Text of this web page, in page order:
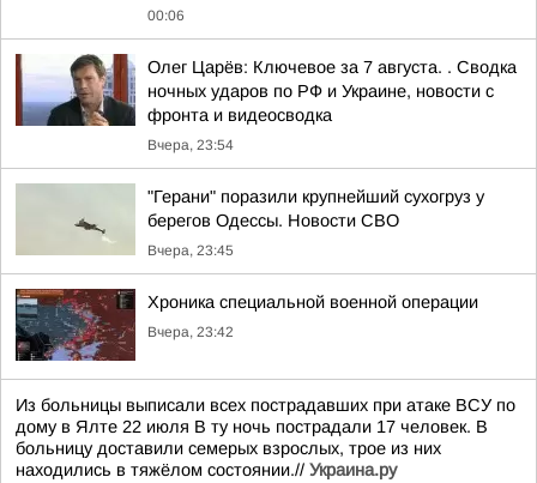
00:06
Олег Царёв: Ключевое за 7 августа. . Сводка
ночных ударов по РФ и Украине, новости с
фронта и видеосводка
Вчера, 23:54
"Герани" поразили крупнейший сухогруз у
берегов Одессы. Новости СВО
Вчера, 23:45
Хроника специальной военной операции
Вчера, 23:42
Из больницы выписали всех пострадавших при атаке ВСУ по
дому в Ялте 22 июля В ту ночь пострадали 17 человек. В
больницу доставили семерых взрослых, трое из них
находились в тяжёлом состоянии.// Украина.ру